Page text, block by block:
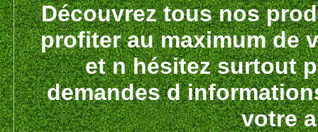
Découvrez tous nos
profiter au maximum de
et n hésitez surtout
demandes d
votre